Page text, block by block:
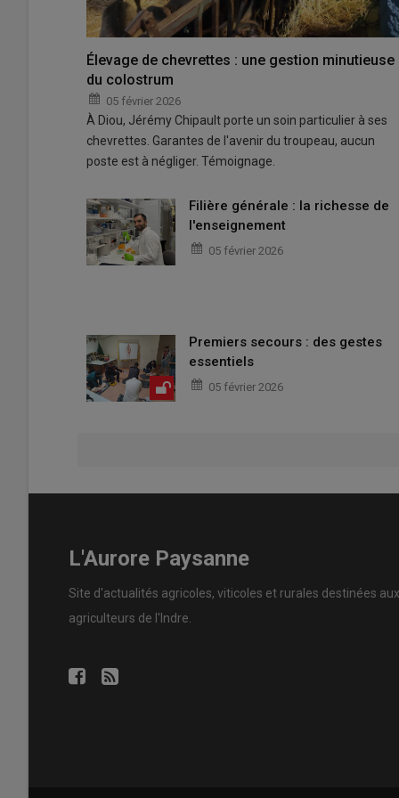
Élevage de chevrettes : une gestion minutieuse
du colostrum
05 février 2026
À Diou, Jérémy Chipault porte un soin particulier à ses
chevrettes. Garantes de l'avenir du troupeau, aucun
poste est à négliger. Témoignage.
Filière générale : la richesse de
l'enseignement
05 février 2026
Premiers secours : des gestes
essentiels
05 février 2026
L'Aurore Paysanne
Site d'actualités agricoles, viticoles et rurales destinées aux
agriculteurs de l'Indre.